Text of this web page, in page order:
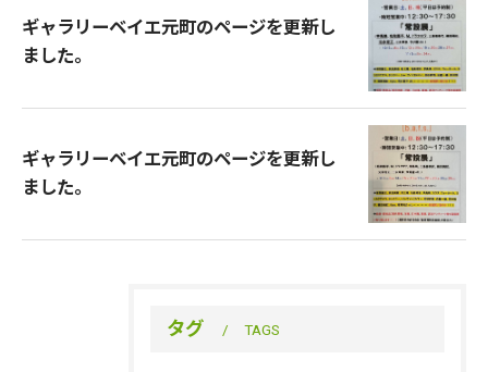
ギャラリーベイエ元町のページを更新し
ました。
ギャラリーベイエ元町のページを更新し
ました。
タグ TAGS